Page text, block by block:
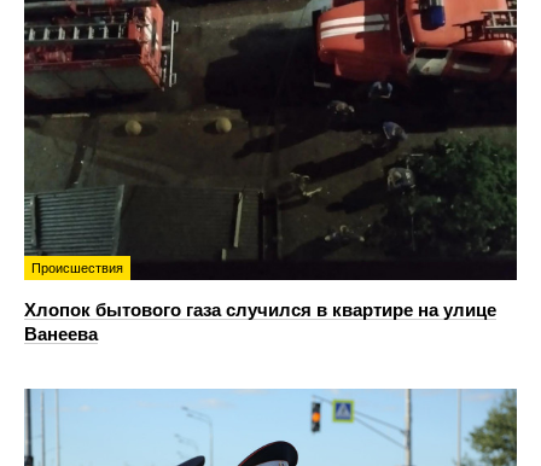
Происшествия
Хлопок бытового газа случился в квартире на улице
Ванеева